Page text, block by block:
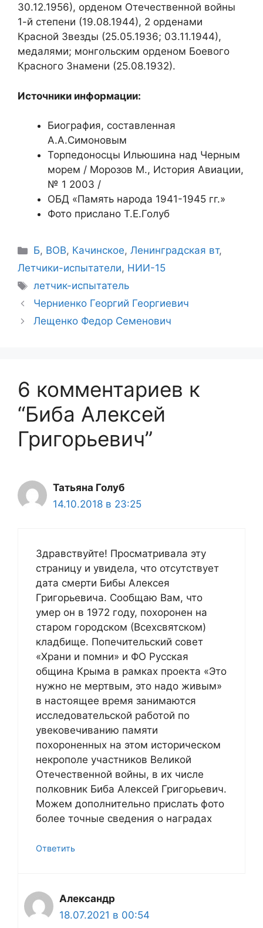
30.12.1956), орденом Отечественной войны
1-й степени (19.08.1944), 2 орденами
Красной Звезды (25.05.1936; 03.11.1944),
медалями; монгольским орденом Боевого
Красного Знамени (25.08.1932).
Источники информации:
Биография, составленная
А.А.Симоновым
Торпедоносцы Ильюшина над Черным
морем / Морозов М., История Авиации,
№ 1 2003 /
ОБД «Память народа 1941-1945 гг.»
Фото прислано Т.Е.Голуб
Рубрики
Б, ВОВ, Качинское,Ленинградская вт,
Летчики-испытатели, НИИ-15
Метки
летчик-испытатель
Черниенко Георгий Георгиевич
Лещенко Федор Семенович
6 комментариев к
“Биба Алексей
Григорьевич”
Татьяна Голуб
14.10.2018 в 23:25
Здравствуйте! Просматривала эту
страницу и увидела, что отсутствует
дата смерти Бибы Алексея
Григорьевича. Сообщаю Вам, что
умер он в 1972 году, похоронен на
старом городском (Всехсвятском)
кладбище. Попечительский совет
«Храни и помни» и ФО Русская
община Крыма в рамках проекта «Это
нужно не мертвым, это надо живым»
в настоящее время занимаются
исследовательской работой по
увековечиванию памяти
похороненных на этом историческом
некрополе участников Великой
Отечественной войны, в их числе
полковник Биба Алексей Григорьевич.
Можем дополнительно прислать фото
более точные сведения о наградах
Ответить
Александр
18.07.2021 в 00:54